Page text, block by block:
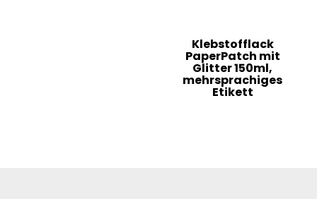
Klebstofflack
PaperPatch mit
Glitter 150ml,
mehrsprachiges
Etikett